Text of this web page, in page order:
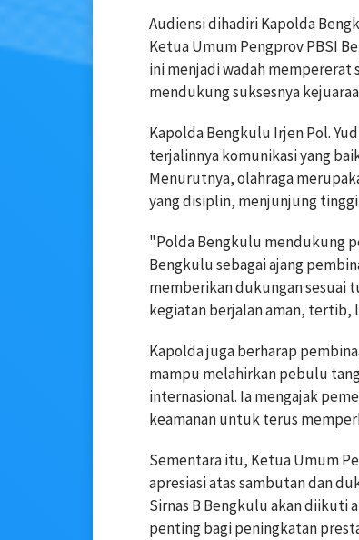
Audiensi dihadiri Kapolda
Ketua Umum Pengprov PBSI
ini menjadi wadah
mendukung suksesnya
Kapolda Bengkulu Irjen Pol.
terjalinnya komunikasi yang
Menurutnya, olahraga
yang disiplin, menjunjung
"Polda Bengkulu mendukung
Bengkulu sebagai ajang
memberikan dukungan sesuai
kegiatan berjalan aman, tertib,
Kapolda juga berharap
mampu melahirkan pebulu
internasional. Ia mengajak
keamanan untuk terus
Sementara itu, Ketua Umum
apresiasi atas sambutan dan
Sirnas B Bengkulu akan diikuti
penting bagi peningkatan